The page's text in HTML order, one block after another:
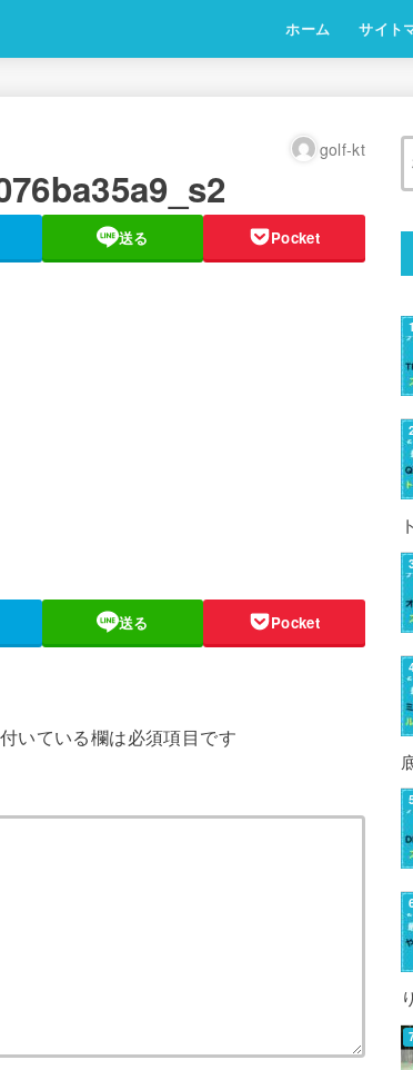
ホーム サイト
golf-kt
送る Pocket
送る Pocket
いている欄は必須項目です